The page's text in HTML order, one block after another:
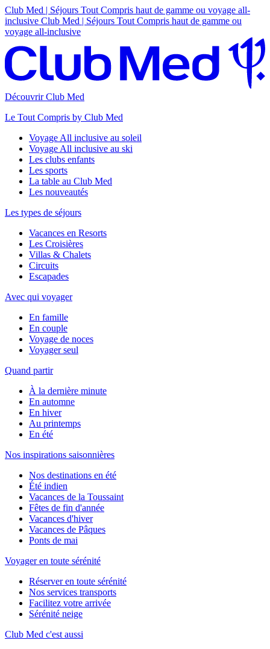
Club Med | Séjours Tout Compris haut de gamme ou voyage all-
inclusive Club Med | Séjours Tout Compris haut de gamme ou
voyage all-inclusive
Découvrir Club Med
Le Tout Compris by Club Med
Voyage All inclusive au soleil
Voyage All inclusive au ski
Les clubs enfants
Les sports
La table au Club Med
Les nouveautés
Les types de séjours
Vacances en Resorts
Les Croisières
Villas & Chalets
Circuits
Escapades
Avec qui voyager
En famille
En couple
Voyage de noces
Voyager seul
Quand partir
À la dernière minute
En automne
En hiver
Au printemps
En été
Nos inspirations saisonnières
Nos destinations en été
Été indien
Vacances de la Toussaint
Fêtes de fin d'année
Vacances d'hiver
Vacances de Pâques
Ponts de mai
Voyager en toute sérénité
Réserver en toute sérénité
Nos services transports
Facilitez votre arrivée
Sérénité neige
Club Med c'est aussi